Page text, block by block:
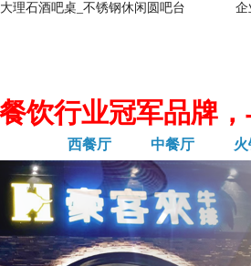
理石酒吧桌_不锈钢休闲圆吧台 企
饮行业冠军品牌
西餐厅 中餐厅